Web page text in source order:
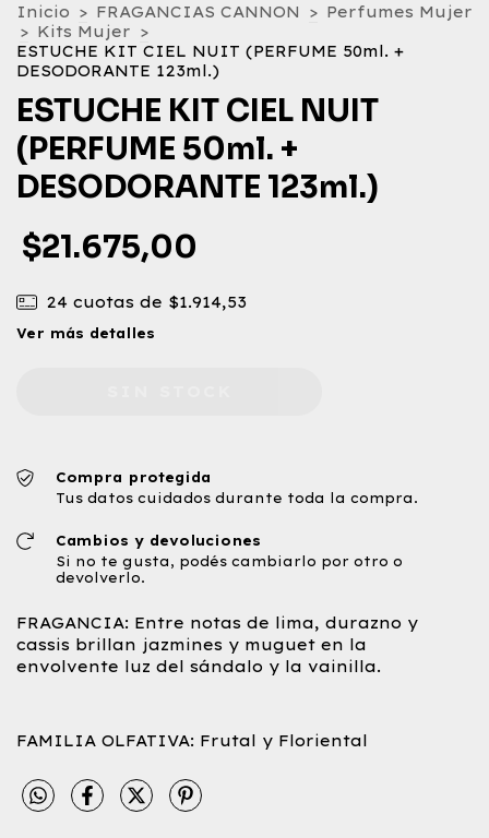
Inicio > FRAGANCIAS CANNON > Perfumes Mujer
> Kits Mujer >
ESTUCHE KIT CIEL NUIT (PERFUME 50ml. +
DESODORANTE 123ml.)
ESTUCHE KIT CIEL NUIT
(PERFUME 50ml. +
DESODORANTE 123ml.)
$21.675,00
24 cuotas de $1.914,53
Ver más detalles
Compra protegida
Tus datos cuidados durante toda la compra.
Cambios y devoluciones
Si no te gusta, podés cambiarlo por otro o
devolverlo.
FRAGANCIA: Entre notas de lima, durazno y
cassis brillan jazmines y muguet en la
envolvente luz del sándalo y la vainilla.
FAMILIA OLFATIVA: Frutal y Floriental